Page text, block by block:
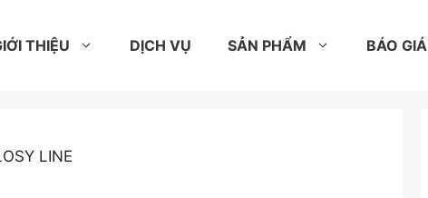
THIỆU DỊCH VỤ SẢN PHẨM BÁO GIÁ
LINE